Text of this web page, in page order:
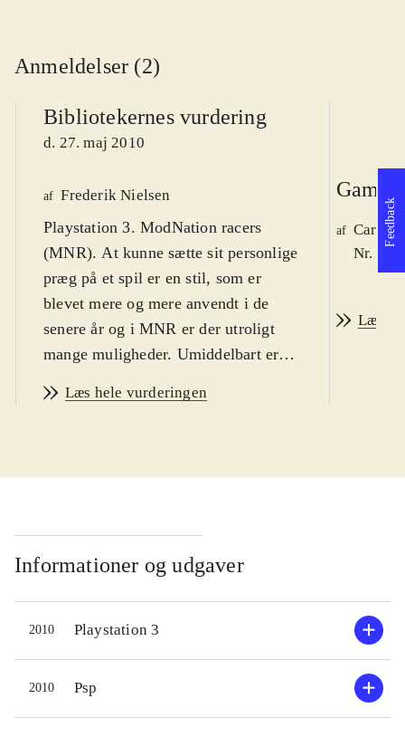
Anmeldelser (2)
Bibliotekernes vurdering
d. 27. maj 2010
af Frederik Nielsen
Playstation 3. ModNation racers
(MNR). At kunne sætte sit personlige
præg på et spil er en stil, som er
blevet mere og mere anvendt i de
senere år og i MNR er der utroligt
mange muligheder. Umiddelbart er
muligheden for at designe næsten alt
PEGI: 7, vurderes målgruppen fra 6-
Selve bilspillet er typisk gokart ræs.
Du kører på en bane med forskellige
våben fordelt ud på den og så gælder
det om at komme først i mål ved
hjælp af våbnene og dine
køreegenskaber. Bilspillet er kun en
lille del af MNR og vil for nogle
Læs hele vurderingen
Game
af
Nr.
Læs
Informationer og udgaver
2010 Playstation 3
2010 Psp
Feedback